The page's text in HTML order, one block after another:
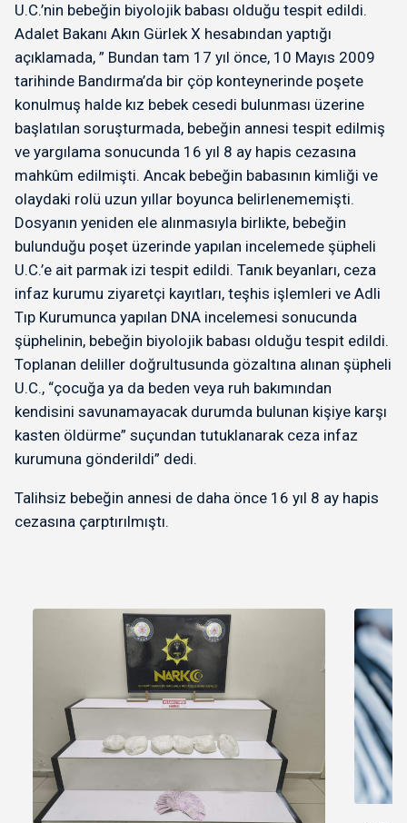
U.C.’nin bebeğin biyolojik babası olduğu tespit edildi.
Adalet Bakanı Akın Gürlek X hesabından yaptığı
açıklamada, ” Bundan tam 17 yıl önce, 10 Mayıs 2009
tarihinde Bandırma’da bir çöp konteynerinde poşete
konulmuş halde kız bebek cesedi bulunması üzerine
başlatılan soruşturmada, bebeğin annesi tespit edilmiş
ve yargılama sonucunda 16 yıl 8 ay hapis cezasına
mahkûm edilmişti. Ancak bebeğin babasının kimliği ve
olaydaki rolü uzun yıllar boyunca belirlenememişti.
Dosyanın yeniden ele alınmasıyla birlikte, bebeğin
bulunduğu poşet üzerinde yapılan incelemede şüpheli
U.C.’e ait parmak izi tespit edildi. Tanık beyanları, ceza
infaz kurumu ziyaretçi kayıtları, teşhis işlemleri ve Adli
Tıp Kurumunca yapılan DNA incelemesi sonucunda
şüphelinin, bebeğin biyolojik babası olduğu tespit edildi.
Toplanan deliller doğrultusunda gözaltına alınan şüpheli
U.C., “çocuğa ya da beden veya ruh bakımından
kendisini savunamayacak durumda bulunan kişiye karşı
kasten öldürme” suçundan tutuklanarak ceza infaz
kurumuna gönderildi” dedi.
Talihsiz bebeğin annesi de daha önce 16 yıl 8 ay hapis
cezasına çarptırılmıştı.